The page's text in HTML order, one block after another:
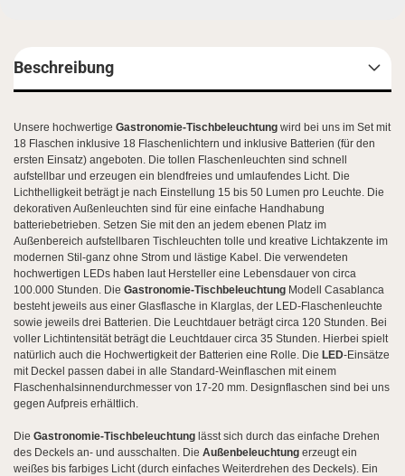
Beschreibung
Unsere hochwertige Gastronomie-Tischbeleuchtung wird bei uns im Set mit
18 Flaschen inklusive 18 Flaschenlichtern und inklusive Batterien (für den
ersten Einsatz) angeboten. Die tollen Flaschenleuchten sind schnell
aufstellbar und erzeugen ein blendfreies und umlaufendes Licht. Die
Lichthelligkeit beträgt je nach Einstellung 15 bis 50 Lumen pro Leuchte. Die
dekorativen Außenleuchten sind für eine einfache Handhabung
batteriebetrieben. Setzen Sie mit den an jedem ebenen Platz im
Außenbereich aufstellbaren Tischleuchten tolle und kreative Lichtakzente im
modernen Stil-ganz ohne Strom und lästige Kabel. Die verwendeten
hochwertigen LEDs haben laut Hersteller eine Lebensdauer von circa
100.000 Stunden. Die Gastronomie-Tischbeleuchtung Modell Casablanca
besteht jeweils aus einer Glasflasche in Klarglas, der LED-Flaschenleuchte
sowie jeweils drei Batterien. Die Leuchtdauer beträgt circa 120 Stunden. Bei
voller Lichtintensität beträgt die Leuchtdauer circa 35 Stunden. Hierbei spielt
natürlich auch die Hochwertigkeit der Batterien eine Rolle. Die LED-Einsätze
mit Deckel passen dabei in alle Standard-Weinflaschen mit einem
Flaschenhalsinnendurchmesser von 17-20 mm. Designflaschen sind bei uns
gegen Aufpreis erhältlich.
Die Gastronomie-Tischbeleuchtung lässt sich durch das einfache Drehen
des Deckels an- und ausschalten. Die Außenbeleuchtung erzeugt ein
weißes bis farbiges Licht (durch einfaches Weiterdrehen des Deckels). Ein